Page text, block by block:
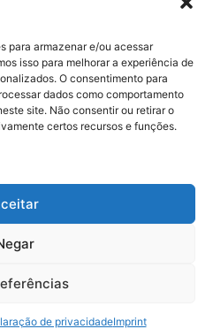
para armazenar e/ou acessar
isso para melhorar a experiência de
O consentimento para
dados como comportamento
site. Não consentir ou retirar o
certos recursos e funções.
de privacidadeImprint
e criativa. Nossa proposta é
para realizadores e
criativos e culturais.
CNPJ: 39.155.931/0001-02.
Todos os direitos Reservados.